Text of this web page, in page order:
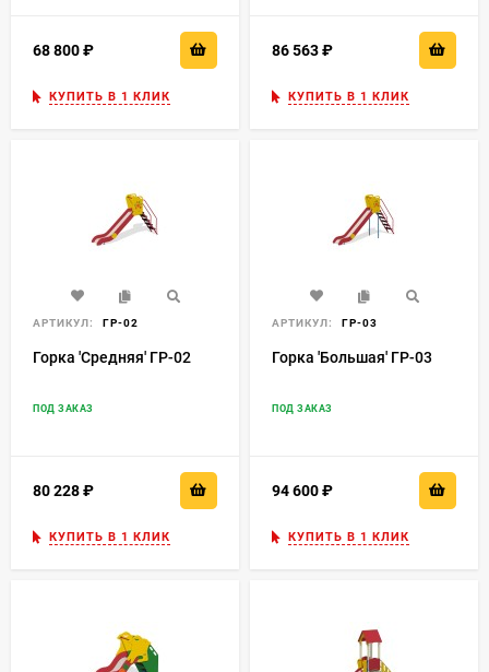
68 800
КУПИТЬ В 1 КЛИК
86 563
КУПИТЬ В 1 КЛИК
АРТИКУЛ: ГР-02
Горка 'Средняя' ГР-02
ПОД ЗАКАЗ
80 228
КУПИТЬ В 1 КЛИК
АРТИКУЛ: ГР-03
Горка 'Большая' ГР-03
ПОД ЗАКАЗ
94 600
КУПИТЬ В 1 КЛИК